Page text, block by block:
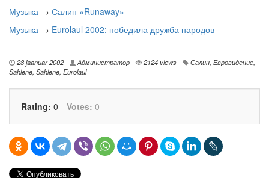
Музыка → Салин «Runaway»
Музыка → Eurolaul 2002: победила дружба народов
28 jaanuar 2002 Администратор 2124 views Салин, Евровидение,
Sahlene, Sahlene, Eurolaul
Rating: 0 Votes: 0